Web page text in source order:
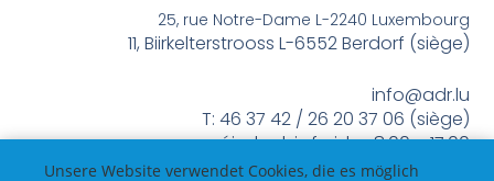
25, rue Notre-Dame L-2240 Luxembourg
11, Biirkelterstrooss L-6552 Berdorf (siège)
info@adr.lu
T: 46 37 42 / 26 20 37 06 (siège)
méindes bis freides 8:00 – 17:00
Unsere Website verwendet Cookies, die es möglich